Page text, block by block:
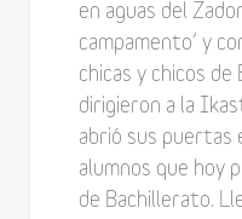
en aguas del
campamento’ y
chicas y chicos
dirigieron a la
abrió sus puertas
alumnos que hoy
de Bachillerato.